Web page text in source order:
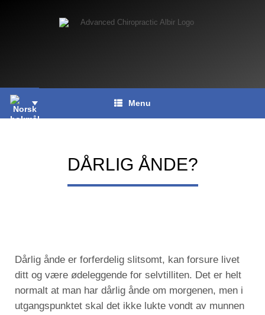
Menu
DÅRLIG ÅNDE?
Dårlig ånde er forferdelig slitsomt, kan forsure livet
ditt og være ødeleggende for selvtilliten. Det er helt
normalt at man har dårlig ånde om morgenen, men i
utgangspunktet skal det ikke lukte vondt av munnen